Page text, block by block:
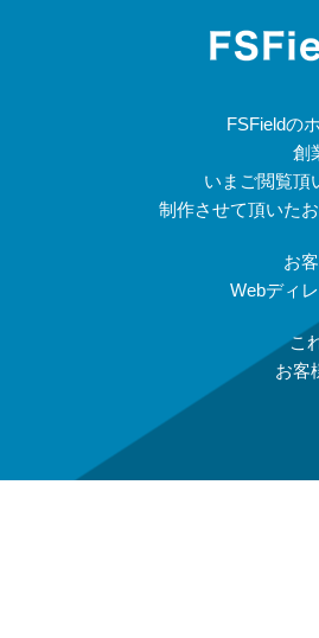
FSFieldの
創
いまご閲覧頂
制作させて頂いた
お
Webディ
こ
お客